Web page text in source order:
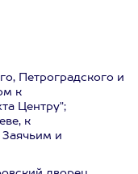
Петроградского и
к
Центру";
к
и